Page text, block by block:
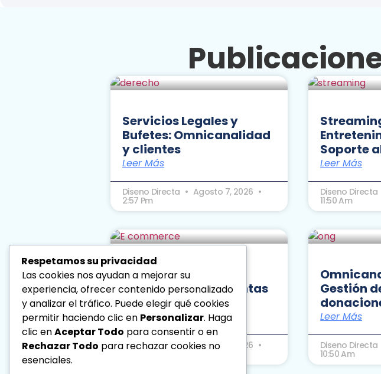
Servicios Legales y
Bufetes: Omnicanalidad
y clientes
Leer Más
Diseno Directa Agosto 7, 2026
2:57 Pm
Soporte
Leer Más
Diseno Directa
11:50 Am
E-commerce y
Omnicanalidad: Ventas
y soporte digital
Leer Más
Diseno Directa Agosto 6, 2026
Gestión
Leer Más
Diseno Directa
10:50 Am
Respetamos su privacidad
Las cookies nos ayudan a mejorar su
experiencia, ofrecer contenido personalizado
y analizar el tráfico. Puede elegir qué cookies
permitir haciendo clic en Personalizar. Haga
clic enAceptar Todo para consentir o en
Rechazar Todo para rechazar cookies no
esenciales.